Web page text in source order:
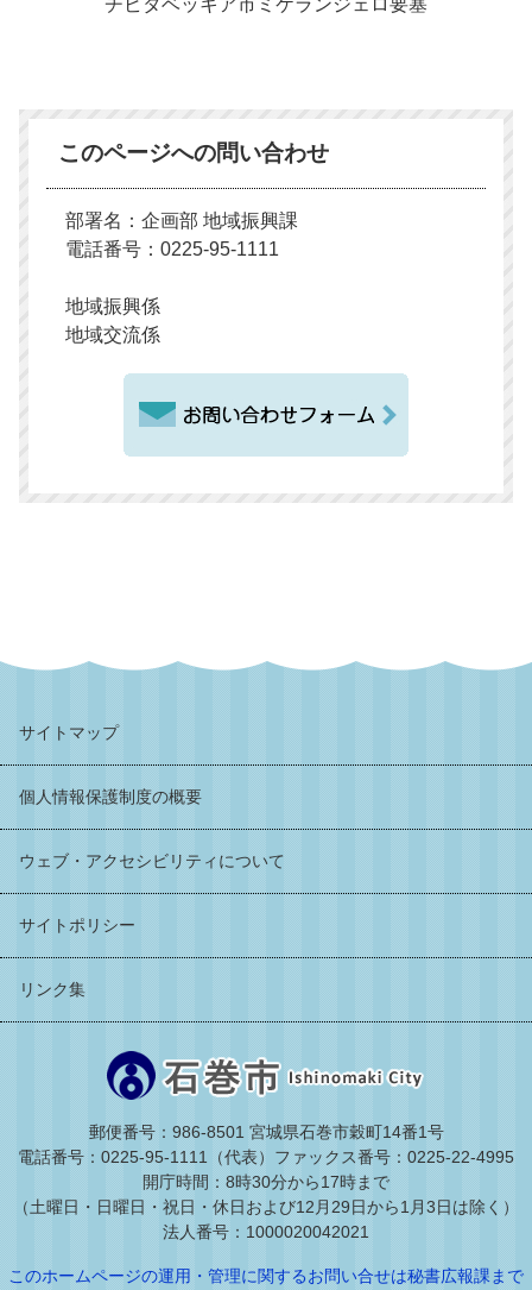
チビタベッキア市ミケランジェロ要塞
このページへの問い合わせ
部署名：企画部 地域振興課
電話番号：0225-95-1111
地域振興係
地域交流係
サイトマップ
個人情報保護制度の概要
ウェブ・アクセシビリティについて
サイトポリシー
リンク集
郵便番号：986-8501 宮城県石巻市穀町14番1号
電話番号：0225-95-1111（代表） ファックス番号：0225-22-4995
開庁時間：8時30分から17時まで
（土曜日・日曜日・祝日・休日および12月29日から1月3日は除く）
法人番号：1000020042021
このホームページの運用・管理に関するお問い合せは秘書広報課まで